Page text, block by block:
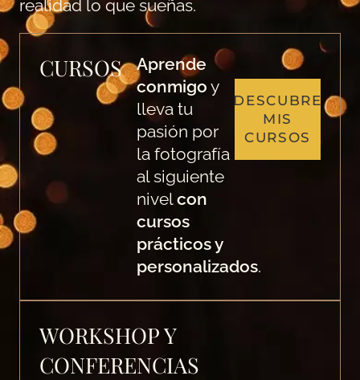
realidad lo que sueñas.
CURSOS
Aprende
conmigo y
lleva tu
pasión por
la fotografía
al siguiente
nivelcon
cursos
prácticos y
personalizados.
DESCUBRE
MIS
CURSOS
WORKSHOP Y
CONFERENCIAS